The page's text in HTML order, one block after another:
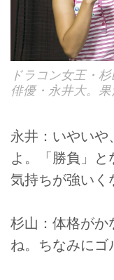
ドラコン女王・
俳優・永井大。
永井：いやいや
よ。「勝負」と
気持ちが強いく
杉山：体格がか
ね。ちなみにゴ